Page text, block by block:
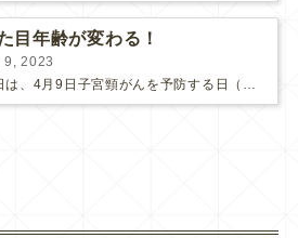
目年齢が変わる！
9, 2023